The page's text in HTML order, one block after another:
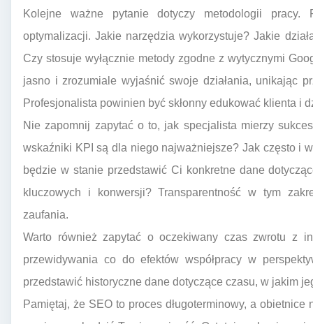
Kolejne ważne pytanie dotyczy metodologii pracy.
optymalizacji. Jakie narzędzia wykorzystuje? Jakie
Czy stosuje wyłącznie metody zgodne z wytycznymi
jasno i zrozumiale wyjaśnić swoje działania, unikając
Profesjonalista powinien być skłonny edukować klienta i
Nie zapomnij zapytać o to, jak specjalista mierzy
wskaźniki KPI są dla niego najważniejsze? Jak często i
będzie w stanie przedstawić Ci konkretne dane
kluczowych i konwersji? Transparentność w tym
zaufania.
Warto również zapytać o oczekiwany czas zwrotu z
przewidywania co do efektów współpracy w
przedstawić historyczne dane dotyczące czasu, w jakim
Pamiętaj, że SEO to proces długoterminowy, a